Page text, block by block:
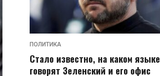
ПОЛИТИКА
Стало известно, на каком языке
говорят Зеленский и его офис